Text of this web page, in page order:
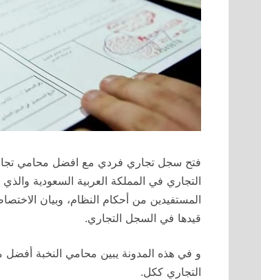
فتح سجل تجاري فردي مع افضل محامي
التجاري في المملكة العربية السعودية
المستفيدين من أحكام النظام، وبيان
قيدها في السجل التجاري.
و في هذه المدونة يبين محامي النخبة
التجاري ككل.